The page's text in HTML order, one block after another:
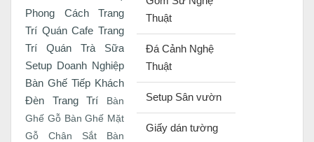
Phong Cách
Trang
Trí Quán Cafe Trang
Trí Quán Trà Sữa
Setup Doanh Nghiệp
Bàn Ghế Tiếp Khách
Đèn Trang Trí
Bàn
Ghế Gỗ Bàn Ghế Mặt
Gỗ Chân Sắt
Bàn
Thuật
Đá Cảnh Nghệ
Thuật
Setup Sân vườn
Giấy dán tường